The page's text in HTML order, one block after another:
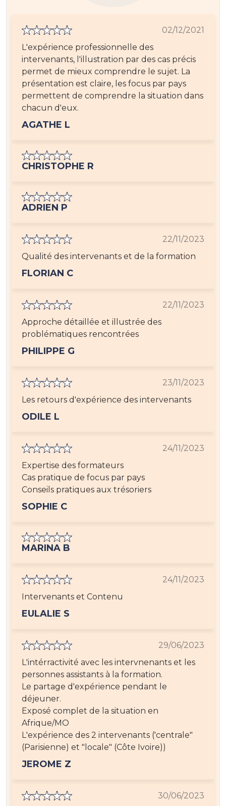
02/12/2021
L'expérience professionnelle des
intervenants, l'illustration par des cas précis
permet de mieux comprendre le sujet. La
présentation est claire, les focus par pays
permettent de comprendre la situation dans
chacun d'eux.
AGATHE L
CHRISTOPHE R
ADRIEN P
22/11/2023
Qualité des intervenants et de la formation
FLORIAN C
22/11/2023
Approche détaillée et illustrée des
problématiques rencontrées
PHILIPPE G
23/11/2023
Les retours d'expérience des intervenants
ODILE L
24/11/2023
Expertise des formateurs
Cas pratique de focus par pays
Conseils pratiques aux trésoriers
SOPHIE C
MARINA B
24/11/2023
Intervenants et Contenu
EULALIE S
29/06/2023
L'intérractivité avec les intervnenants et les
personnes assistants à la formation.
Le partage d'expérience pendant le
déjeuner.
Exposé complet de la situation en
Afrique/MO
L'expérience des 2 intervenants ('centrale"
(Parisienne) et "locale" (Côte Ivoire))
JEROME Z
30/06/2023